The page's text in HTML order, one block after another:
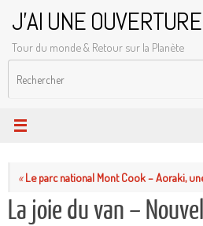
contenu
J'AI UNE OUVERTURE
Tour du monde & Retour sur la Planète
«Le parc national Mont Cook – Aoraki,
La joie du van –